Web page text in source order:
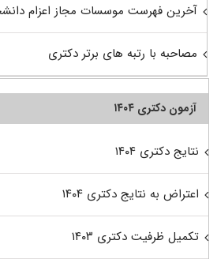
آخرین فهرست موسسات مجاز اعزام
مصاحبه با رتبه های برتر دکتری
آزمون دکتری ۱۴۰۴
نتایج دکتری ۱۴۰۴
اعتراض به نتایج دکتری ۱۴۰۴
تکمیل ظرفیت دکتری ۱۴۰۳